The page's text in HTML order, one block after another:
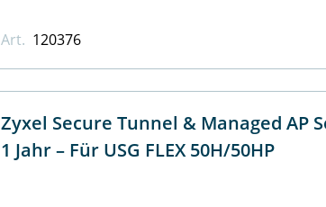
Art. 120376
Zyxel Secure Tunnel & Managed AP
1 Jahr – Für USG FLEX 50H/50HP